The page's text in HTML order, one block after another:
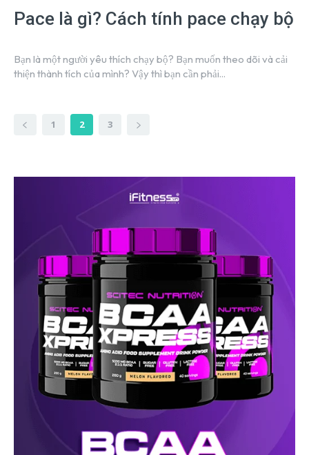
Pace là gì? Cách tính pace chạy bộ
Bạn là một người yêu thích chạy bộ? Bạn muốn theo dõi và cải
thiện thành tích của mình? Vậy thì bạn cần phải...
1 2 3